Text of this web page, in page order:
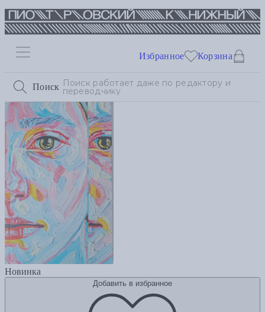
Поиск
Избранное Корзина
Новинка
Добавить в избранное